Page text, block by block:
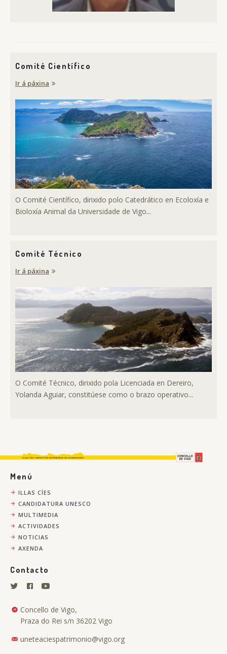
Comité Científico
Ir á páxina
O Comité Científico, dirixido polo Catedrático en Ecoloxía e
Bioloxía Animal da Universidade de Vigo...
Comité Técnico
Ir á páxina
O Comité Técnico, dirixido pola Licenciada en Dereiro,
Yolanda Aguiar, constitúese como o brazo operativo...
Menú
ILLAS CÍES
CANDIDATURA UNESCO
MULTIMEDIA
ACTIVIDADES
NOTICIAS
AXENDA
Contacto
Concello de Vigo,
Praza do Rei s/n 36202 Vigo
uneteaciespatrimonio@vigo.org